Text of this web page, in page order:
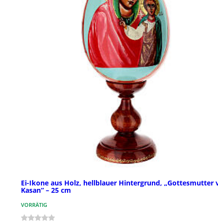
Ei-Ikone aus Holz, hellblauer Hintergrund, „Gottesmutter
Kasan“ – 25 cm
VORRÄTIG